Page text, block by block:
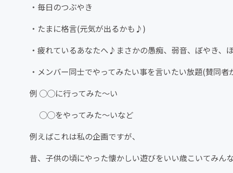
・毎日のつぶやき
・たまに格言(元気が出るかも♪)
・疲れているあなたへ♪まさかの愚痴、弱音、ぼやき、
・メンバー同士でやってみたい事を言いたい放題(賛同
例 ◯◯に行ってみた～い
◯◯をやってみた～いなど
例えばこれは私の企画ですが、
昔、子供の頃にやった懐かしい遊びをいい歳こいてみん